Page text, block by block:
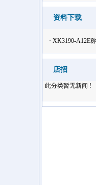
资料下载
· XK3190-A12E
店招
此分类暂无新闻 !